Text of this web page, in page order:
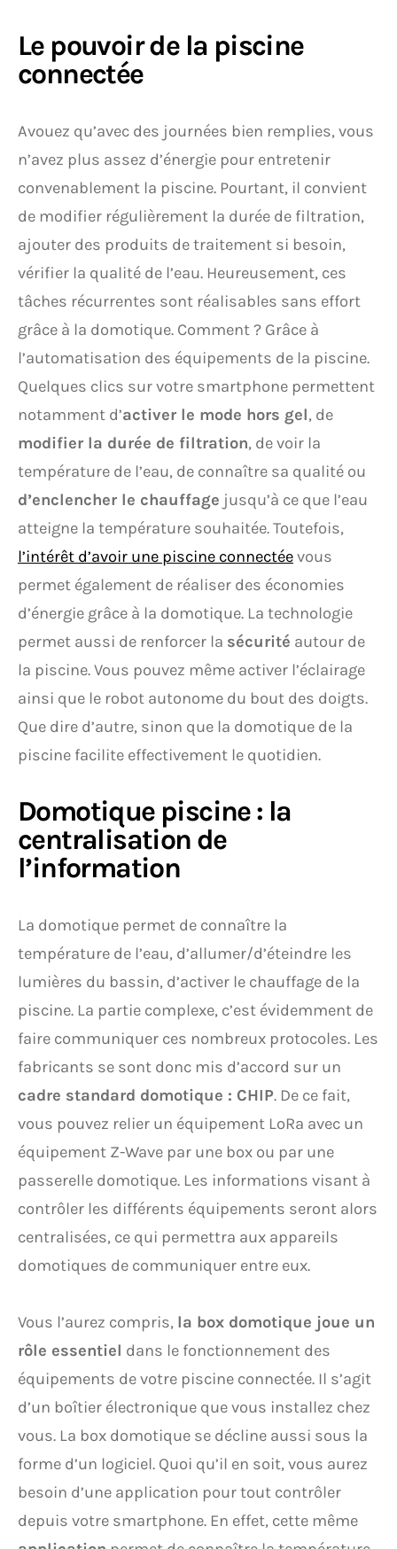
Le pouvoir de la piscine
connectée
Avouez qu’avec des journées bien remplies, vous
n’avez plus assez d’énergie pour entretenir
convenablement la piscine. Pourtant, il convient
de modifier régulièrement la durée de filtration,
ajouter des produits de traitement si besoin,
vérifier la qualité de l’eau. Heureusement, ces
tâches récurrentes sont réalisables sans effort
grâce à la domotique. Comment ? Grâce à
l’automatisation des équipements de la piscine.
Quelques clics sur votre smartphone permettent
notamment d’activer le mode hors gel, de
modifier la durée de filtration, de voir la
température de l’eau, de connaître sa qualité ou
d’enclencher le chauffage jusqu’à ce que l’eau
atteigne la température souhaitée. Toutefois,
l’intérêt d’avoir une piscine connectéevous
permet également de réaliser des économies
d’énergie grâce à la domotique. La technologie
permet aussi de renforcer la sécurité autour de
la piscine. Vous pouvez même activer l’éclairage
ainsi que le robot autonome du bout des doigts.
Que dire d’autre, sinon que la domotique de la
piscine facilite effectivement le quotidien.
Domotique piscine : la
centralisation de
l’information
La domotique permet de connaître la
température de l’eau, d’allumer/d’éteindre les
lumières du bassin, d’activer le chauffage de la
piscine. La partie complexe, c’est évidemment de
faire communiquer ces nombreux protocoles. Les
fabricants se sont donc mis d’accord sur un
cadre standard domotique : CHIP. De ce fait,
vous pouvez relier un équipement LoRa avec un
équipement Z-Wave par une box ou par une
passerelle domotique. Les informations visant à
contrôler les différents équipements seront alors
centralisées, ce qui permettra aux appareils
domotiques de communiquer entre eux.
Vous l’aurez compris, la box domotique joue un
rôle essentiel dans le fonctionnement des
équipements de votre piscine connectée. Il s’agit
d’un boîtier électronique que vous installez chez
vous. La box domotique se décline aussi sous la
forme d’un logiciel. Quoi qu’il en soit, vous aurez
besoin d’une application pour tout contrôler
depuis votre smartphone. En effet, cette même